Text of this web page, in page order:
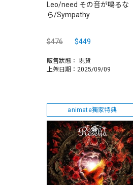
Leo/need その音が鳴るな
ら/Sympathy
$476 $449
販售狀態： 現貨
上架日期：2025/09/09
animate獨家特典